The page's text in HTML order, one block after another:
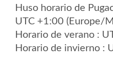
Huso horario de
UTC +1:00 (Europe/
Horario de verano :
Horario de invierno :